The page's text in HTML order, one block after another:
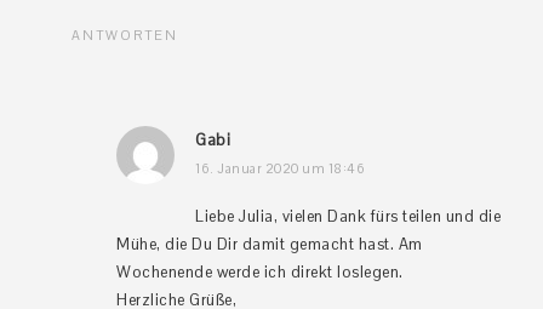
ANTWORTEN
Gabi
16. Januar 2020 um 18:46
Liebe Julia, vielen Dank fürs teilen und die
Mühe, die Du Dir damit gemacht hast. Am
Wochenende werde ich direkt loslegen.
Herzliche Grüße,